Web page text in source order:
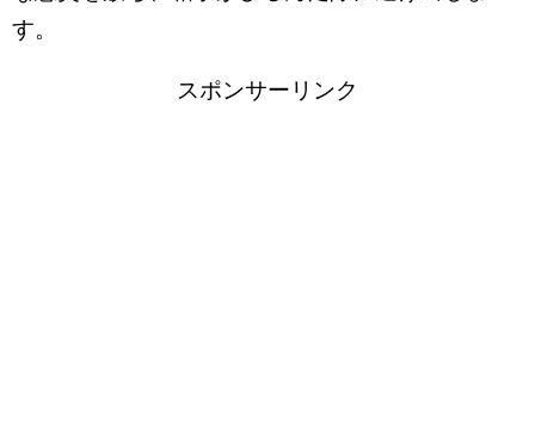
す。
スポンサーリンク